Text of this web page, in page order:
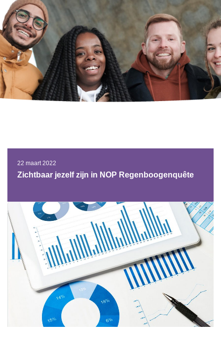
22 maart 2022
Zichtbaar jezelf zijn in NOP Regenboogenquête